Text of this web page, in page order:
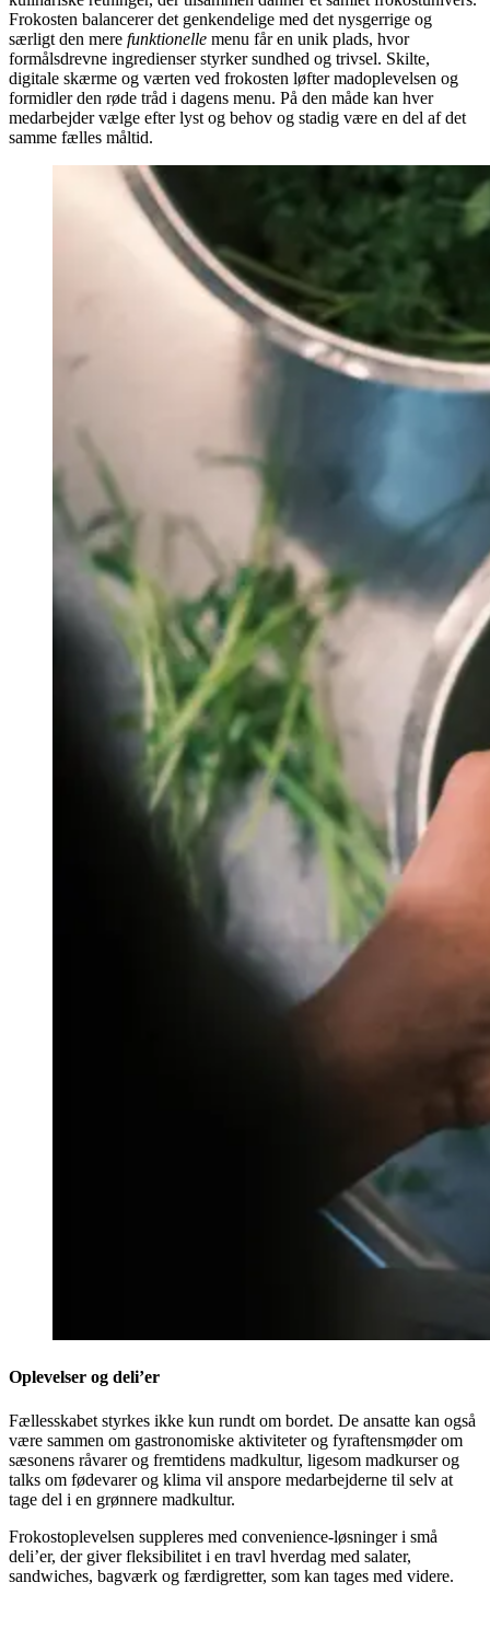
Frokosten balancerer det genkendelige med det nysgerrige og
særligt den mere funktionelle menu får en unik plads, hvor
formålsdrevne ingredienser styrker sundhed og trivsel. Skilte,
digitale skærme og værten ved frokosten løfter madoplevelsen og
formidler den røde tråd i dagens menu. På den måde kan hver
medarbejder vælge efter lyst og behov og stadig være en del af det
samme fælles måltid.
Oplevelser og deli’er
Fællesskabet styrkes ikke kun rundt om bordet. De ansatte kan også
være sammen om gastronomiske aktiviteter og fyraftensmøder om
sæsonens råvarer og fremtidens madkultur, ligesom madkurser og
talks om fødevarer og klima vil anspore medarbejderne til selv at
tage del i en grønnere madkultur.
Frokostoplevelsen suppleres med convenience-løsninger i små
deli’er, der giver fleksibilitet i en travl hverdag med salater,
sandwiches, bagværk og færdigretter, som kan tages med videre.